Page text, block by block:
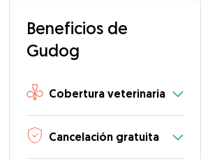
Beneficios de
Gudog
Cobertura veterinaria
Cancelación gratuita